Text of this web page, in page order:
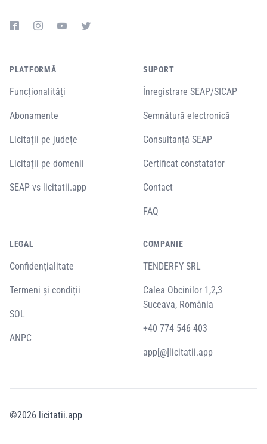
PLATFORMĂ
Funcționalități
Abonamente
Licitații pe județe
Licitații pe domenii
SEAP vs licitatii.app
SUPORT
Înregistrare SEAP/SICAP
Semnătură electronică
Consultanță SEAP
Certificat constatator
Contact
FAQ
LEGAL
Confidențialitate
Termeni și condiții
SOL
ANPC
COMPANIE
TENDERFY SRL
Calea Obcinilor 1,2,3
Suceava, România
+40 774 546 403
app[@]licitatii.app
©2026 licitatii.app